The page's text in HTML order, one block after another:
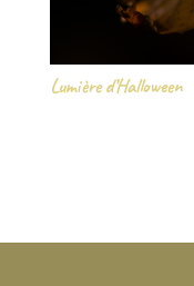
Lumière d’Halloween